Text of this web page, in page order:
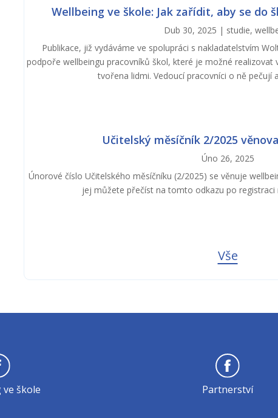
Wellbeing ve škole: Jak zařídit, aby se do
Dub 30, 2025 | studie,
Publikace, již vydáváme ve spolupráci s nakladatelstvím
podpoře wellbeingu pracovníků škol, kte­ré je možné realizovat
tvořena lidmi. Vedoucí pracovníci o ně pečují
Učitelský měsíčník 2/2025
Úno 26, 2025
Únorové číslo Učitelského měsíčníku (2/2025) se věnuje
jej můžete přečíst na tomto odkazu po registraci
Vše
škole Partnerství